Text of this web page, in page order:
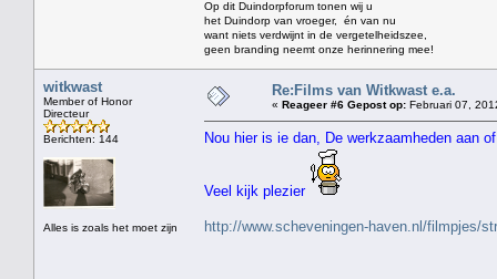
Op dit Duindorpforum tonen wij u
het Duindorp van vroeger, én van nu
want niets verdwijnt in de vergetelheidszee,
geen branding neemt onze herinnering mee!
witkwast
Member of Honor
Directeur
Berichten: 144
Alles is zoals het moet zijn
Re:Films van Witkwast e.a.
« Reageer #6 Gepost op: Februari 07,
Nou hier is ie dan, De werkzaamheden aan
Veel kijk plezier
http://www.scheveningen-haven.nl/filmpjes/